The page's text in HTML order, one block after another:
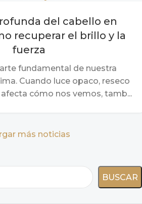
del cabello en
recuperar el brillo y la
fuerza
fundamental de nuestra
Cuando luce opaco, reseco
cómo nos vemos, tamb...
más noticias
BUSCAR